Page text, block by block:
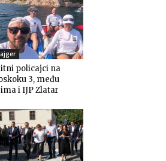
policajci na
3, među
i IJP Zlatar